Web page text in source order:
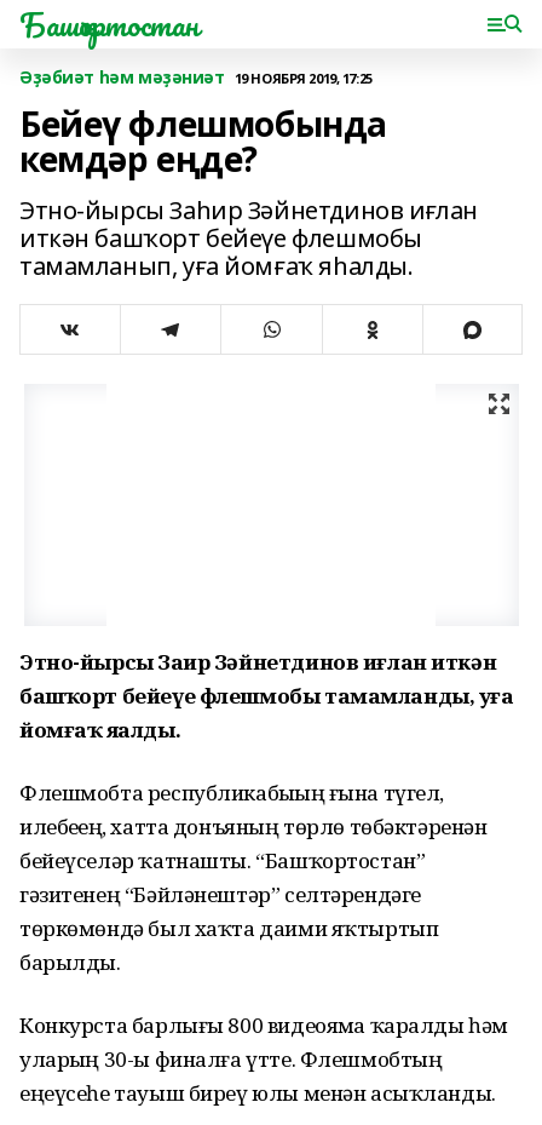
Башҡортостан
Әҙәбиәт һәм мәҙәниәт 19 НОЯБРЯ 2019, 17:25
Бейеү флешмобында
кемдәр еңде?
Этно-йырсы Заһир Зәйнетдинов иғлан
иткән башҡорт бейеүе флешмобы
тамамланып, уға йомғаҡ яһалды.
Этно-йырсы Заһир Зәйнетдинов иғлан иткән
башҡорт бейеүе флешмобы тамамланды, уға
йомғаҡ яһалды.
Флешмобта республикабыҙҙың ғына түгел,
илебеҙҙең, хатта донъяның төрлө төбәктәренән
бейеүселәр ҡатнашты. “Башҡортостан”
гәзитенең “Бәйләнештәр” селтәрендәге
төркөмөндә был хаҡта даими яҡтыртып
барылды.
Конкурста барлығы 800 видеояҙма ҡаралды һәм
уларҙың 30-ы финалға үтте. Флешмобтың
еңеүсеһе тауыш биреү юлы менән асыҡланды.